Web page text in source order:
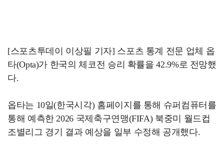
[스포츠투데이 이상필 기자] 스포츠 통계 전문 업체 옵
타(Opta)가 한국의 체코전 승리 확률을 42.9%로 전망했
다.
옵타는 10일(한국시각) 홈페이지를 통해 슈퍼컴퓨터를
통해 예측한 2026 국제축구연맹(FIFA) 북중미 월드컵
조별리그 경기 결과 예상을 일부 수정해 공개했다.